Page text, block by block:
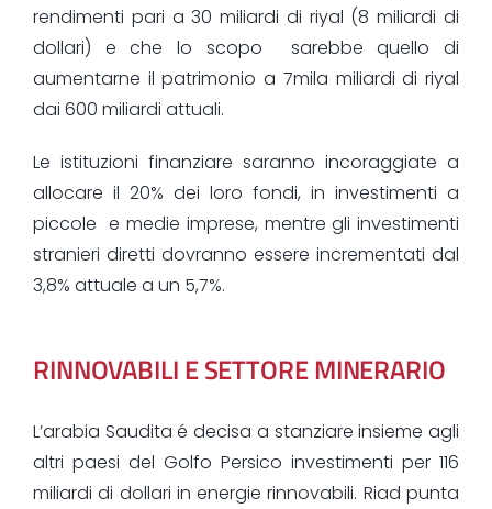
rendimenti pari a 30 miliardi di riyal (8 miliardi di
dollari) e che lo scopo sarebbe quello di
aumentarne il patrimonio a 7mila miliardi di riyal
dai 600 miliardi attuali.
Le istituzioni finanziare saranno incoraggiate a
allocare il 20% dei loro fondi, in investimenti a
piccole e medie imprese, mentre gli investimenti
stranieri diretti dovranno essere incrementati dal
3,8% attuale a un 5,7%.
RINNOVABILI E SETTORE MINERARIO
L’arabia Saudita é decisa a stanziare insieme agli
altri paesi del Golfo Persico investimenti per 116
miliardi di dollari in energie rinnovabili. Riad punta